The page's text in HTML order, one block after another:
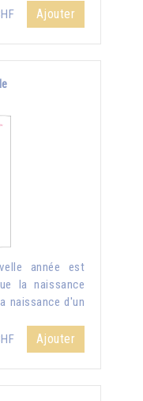
Ajouter
année est
la naissance
naissance d'un
Ajouter